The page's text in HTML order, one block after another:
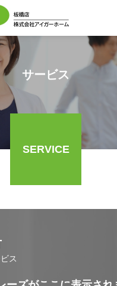
サービス
SERVICE
ス